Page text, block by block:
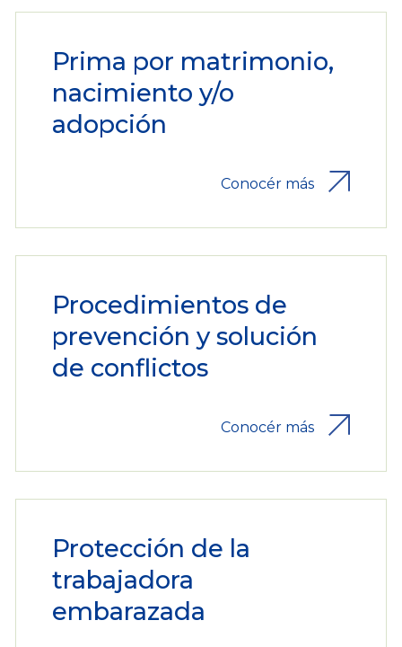
Prima por matrimonio,
nacimiento y/o
adopción
Conocér más
Procedimientos de
prevención y solución
de conflictos
Conocér más
Protección de la
trabajadora
embarazada